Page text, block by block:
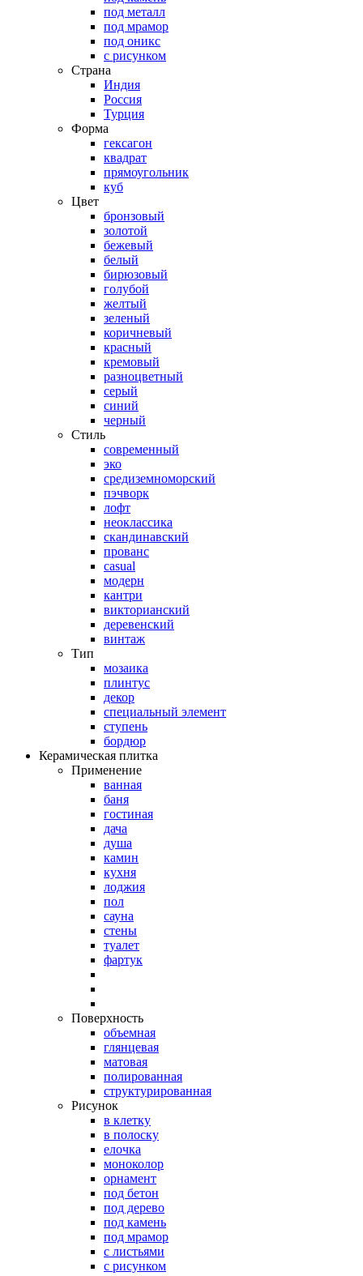
под металл
под мрамор
под оникс
с рисунком
Страна
Индия
Россия
Турция
Форма
гексагон
квадрат
прямоугольник
куб
Цвет
бронзовый
золотой
бежевый
белый
бирюзовый
голубой
желтый
зеленый
коричневый
красный
кремовый
разноцветный
серый
синий
черный
Стиль
современный
эко
средиземноморский
пэчворк
лофт
неоклассика
скандинавский
прованс
casual
модерн
кантри
викторианский
деревенский
винтаж
Тип
мозаика
плинтус
декор
специальный элемент
ступень
бордюр
Керамическая плитка
Применение
ванная
баня
гостиная
дача
душа
камин
кухня
лоджия
пол
сауна
стены
туалет
фартук
Поверхность
объемная
глянцевая
матовая
полированная
структурированная
Рисунок
в клетку
в полоску
елочка
моноколор
орнамент
под бетон
под дерево
под камень
под мрамор
с листьями
с рисунком